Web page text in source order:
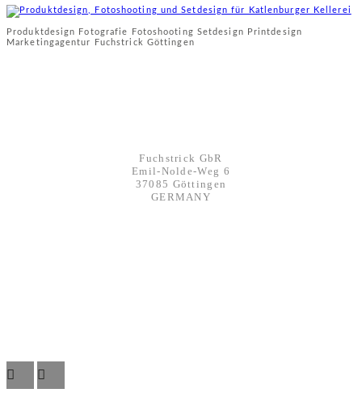
Produktdesign Fotografie Fotoshooting Setdesign Printdesign
Marketingagentur Fuchstrick Göttingen
Fuchstrick GbR
Emil-Nolde-Weg 6
37085 Göttingen
GERMANY